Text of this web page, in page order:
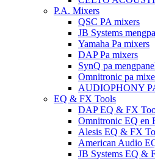
P.A. Mixers
QSC PA mixers
JB Systems
Yamaha Pa mixers
DAP Pa mixers
SynQ pa
Omnitronic pa
AUDIOPHONY
EQ & FX Tools
DAP EQ & FX
Omnitronic EQ en
Alesis EQ & FX
American Audio
JB Systems EQ &